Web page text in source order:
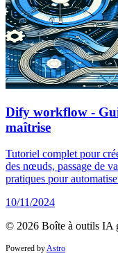
Dify workflow -
maîtrise
Tutoriel complet pour
des nœuds, passage de
pratiques pour
10/11/2024
© 2026 Boîte à outils IA
Powered byAstro